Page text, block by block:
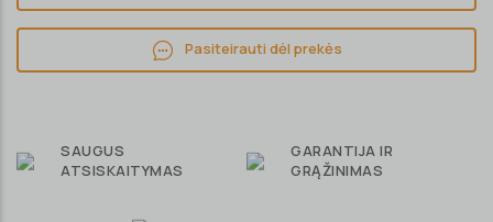
Pasiteirauti dėl prekės
SAUGUS
ATSISKAITYMAS
GARANTIJA IR
GRĄŽINIMAS